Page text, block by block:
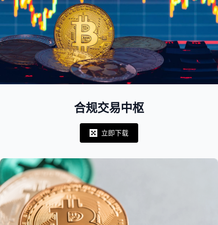
合规交易中枢
Notifications
立即下载